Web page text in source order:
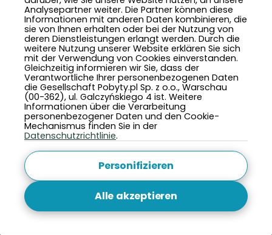
Analysepartner weiter. Die Partner können diese
Informationen mit anderen Daten kombinieren, die
sie von Ihnen erhalten oder bei der Nutzung von
deren Dienstleistungen erlangt werden. Durch die
weitere Nutzung unserer Website erklären Sie sich
mit der Verwendung von Cookies einverstanden.
Gleichzeitig informieren wir Sie, dass der
Verantwortliche Ihrer personenbezogenen Daten
die Gesellschaft Pobyty.pl Sp. z o.o., Warschau
(00-362), ul. Galczyńskiego 4 ist. Weitere
Informationen über die Verarbeitung
personenbezogener Daten und den Cookie-
Mechanismus finden Sie in der
Datenschutzrichtlinie.
Personifizieren
Alle akzeptieren